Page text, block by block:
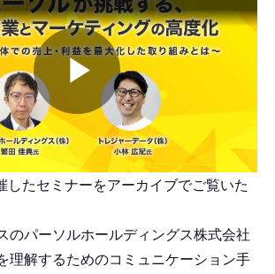
Play
Video
したセミナーをアーカイブでご覧いた
のパーソルホールディングス株式会社
理解するためのコミュニケーション手